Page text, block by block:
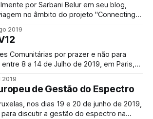
por Sarbani Belur em seu blog,
no âmbito do projeto "Connecting
quando embarquei no carro em 3
2019
Comunitárias por prazer e não para
como Battlemesh. A
assim resume o encontro deste ano: "O
2019
de Gestão do Espectro
nos dias 19 e 20 de junho de 2019,
discutir a gestão do espectro na